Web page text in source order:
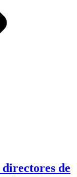
directores de